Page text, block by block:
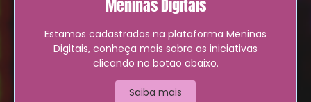
Meninas Digitais
Estamos cadastradas na plataforma Meninas
Digitais, conheça mais sobre as iniciativas
clicando no botão abaixo.
Saiba mais